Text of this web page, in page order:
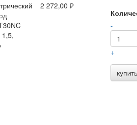
1,5,
2 272,00 ₽
-
+
купить